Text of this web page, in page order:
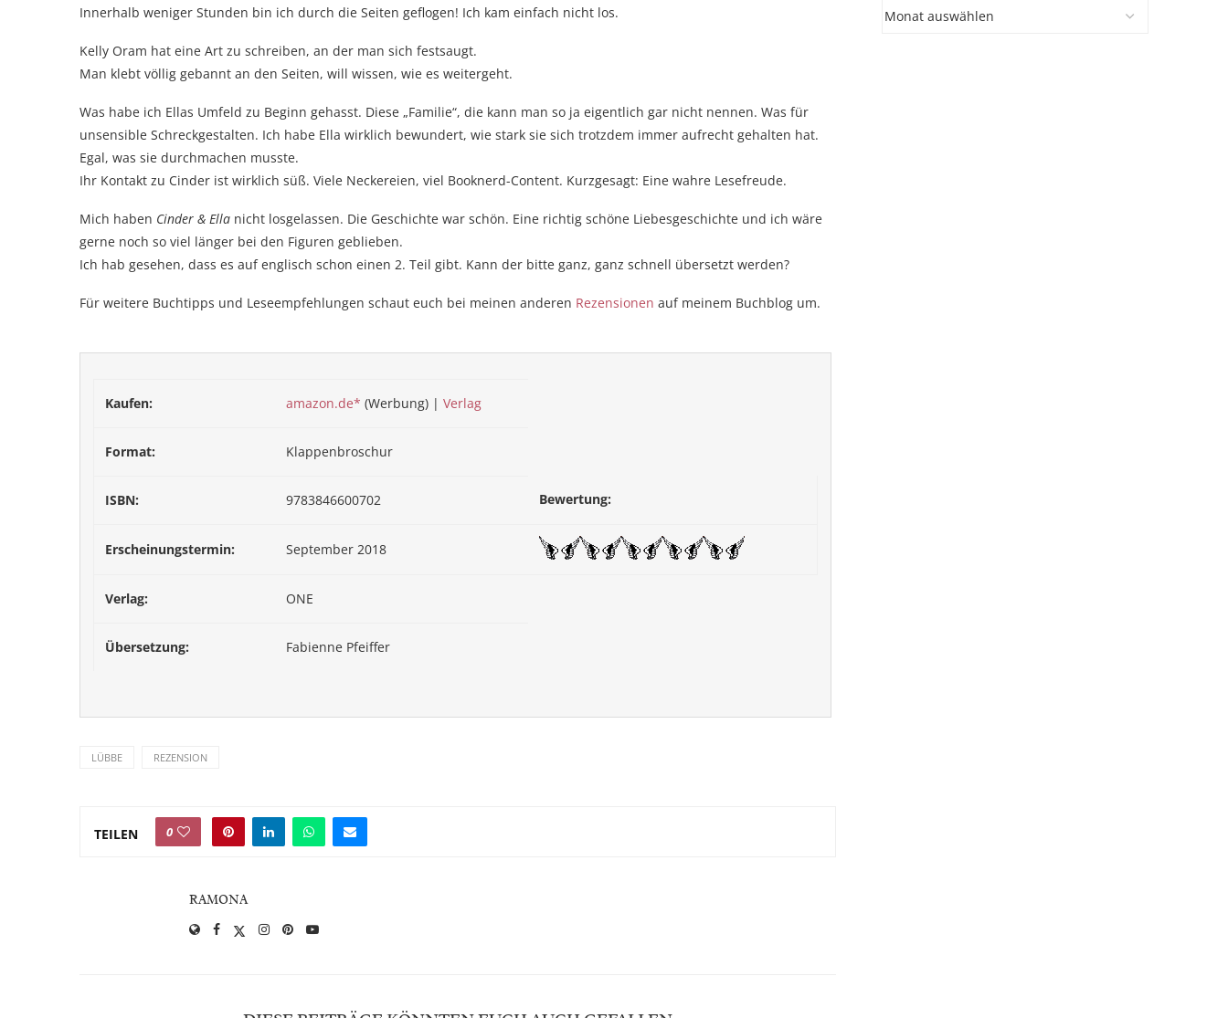
Innerhalb weniger Stunden bin ich durch die Seiten geflogen! Ich kam einfach nicht los.
Kelly Oram hat eine Art zu schreiben, an der man sich festsaugt.
Man klebt völlig gebannt an den Seiten, will wissen, wie es weitergeht.
Was habe ich Ellas Umfeld zu Beginn gehasst. Diese „Familie“, die kann man so ja eigentlich gar nicht nennen. Was für
unsensible Schreckgestalten. Ich habe Ella wirklich bewundert, wie stark sie sich trotzdem immer aufrecht gehalten hat.
Egal, was sie durchmachen musste.
Ihr Kontakt zu Cinder ist wirklich süß. Viele Neckereien, viel Booknerd-Content. Kurzgesagt: Eine wahre Lesefreude.
Mich haben Cinder & Ella nicht losgelassen. Die Geschichte war schön. Eine richtig schöne Liebesgeschichte und ich wäre
gerne noch so viel länger bei den Figuren geblieben.
Ich hab gesehen, dass es auf englisch schon einen 2. Teil gibt. Kann der bitte ganz, ganz schnell übersetzt werden?
Für weitere Buchtipps und Leseempfehlungen schaut euch bei meinen anderen Rezensionen auf meinem Buchblog um.
Kaufen: amazon.de* (Werbung) | Verlag
Format: Klappenbroschur
ISBN: 9783846600702 Bewertung:
Erscheinungstermin: September 2018
Verlag: ONE
Übersetzung: Fabienne Pfeiffer
LÜBBE REZENSION
TEILEN 0
RAMONA